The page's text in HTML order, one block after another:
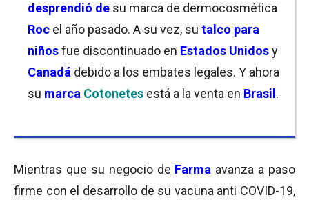
desprendió de su marca de dermocosmética
Roc el año pasado. A su vez, su talco para
niñosfue discontinuado en Estados Unidosy
Canadá debido a los embates legales. Y ahora
su marca Cotonetes está a la venta en Brasil .
Mientras que su negocio de Farma avanza a paso
firme con el desarrollo de su vacuna anti COVID-19,